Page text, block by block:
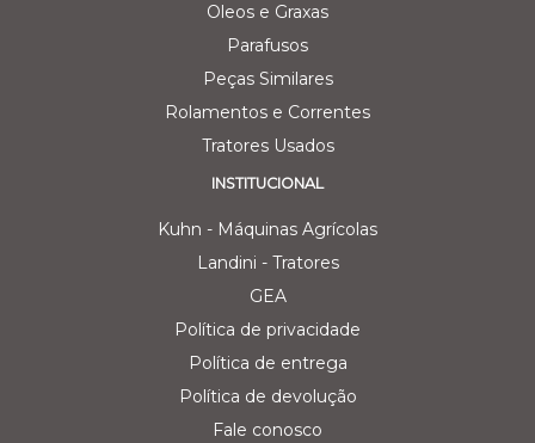
Oleos e Graxas
Parafusos
Peças Similares
Rolamentos e Correntes
Tratores Usados
INSTITUCIONAL
Kuhn - Máquinas Agrícolas
Landini - Tratores
GEA
Política de privacidade
Política de entrega
Política de devolução
Fale conosco